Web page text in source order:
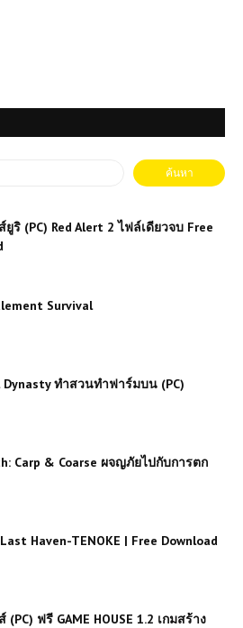
ริ (PC) Red Alert 2 ไฟล์เดียวจบ Free
Survival
Dynasty ทำสวนทำฟาร์มบน (PC)
Carp & Coarse ผจญภัยไปกับการตก
Haven-TENOKE | Free Download
(PC) ฟรี GAME HOUSE 1.2 เกมสร้าง
Sergeant:
– เกมยิงแอ็กชัน
Monsters
จญภัยในโลกโปเก
Geometry Vibes
Colony | Free
Duel – เกม